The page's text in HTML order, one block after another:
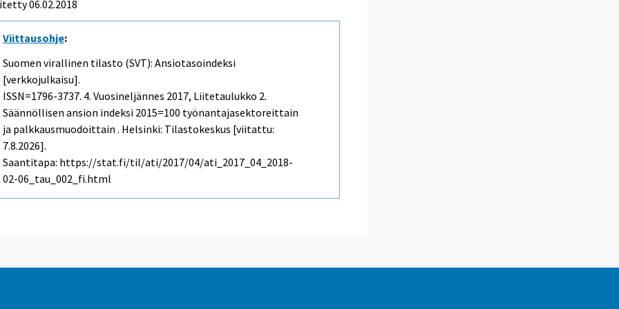
06.02.2018
Viittausohje:
Suomen virallinen tilasto (SVT): Ansiotasoindeksi
[verkkojulkaisu].
ISSN=1796-3737. 4. Vuosineljännes 2017, Liitetaulukko 2.
Säännöllisen ansion indeksi 2015=100 työnantajasektoreittain
ja palkkausmuodoittain . Helsinki: Tilastokeskus [viitattu:
7.8.2026].
Saantitapa: https://stat.fi/til/ati/2017/04/ati_2017_04_2018-
02-06_tau_002_fi.html